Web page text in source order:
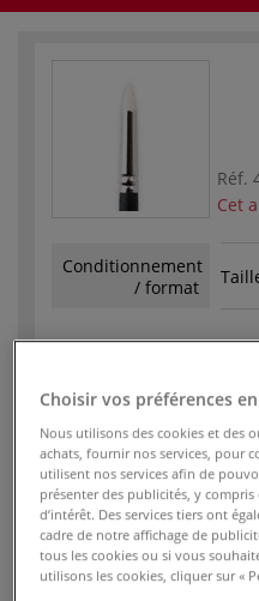
Réf.
Cet
Conditionnement
/ format
Réf.
En
Choisir vos préférences
Nous utilisons des cookies et des
achats, fournir nos services, pour
utilisent nos services afin de
présenter des publicités, y
d’intérêt. Des services tiers ont
cadre de notre affichage de
tous les cookies ou si vous
utilisons les cookies, cliquer sur «